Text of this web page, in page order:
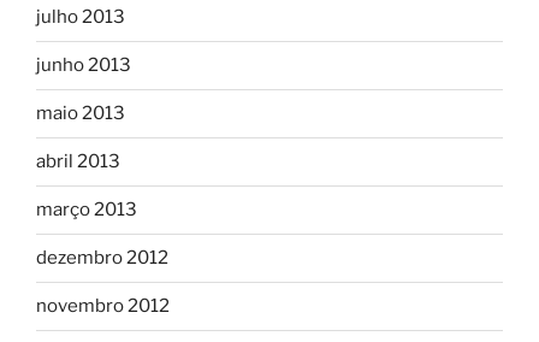
julho 2013
junho 2013
maio 2013
abril 2013
março 2013
dezembro 2012
novembro 2012